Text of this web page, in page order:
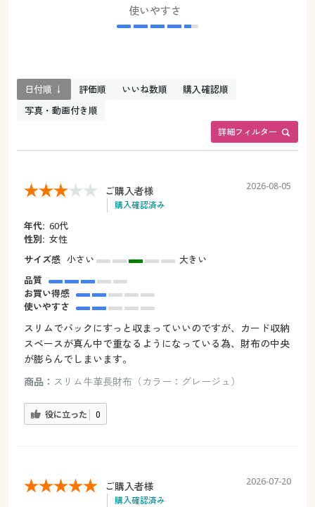
使いやすさ
詳細フィルター
日付順 ↓ 評価順 いいね数順
購入確認順
写真・動画付き順
ご購入者様
購入確認済み
2026-08-05
年代: 60代
性別: 女性
サイズ感 小さい
大きい
品質
お買い得感
使いやすさ
スリムでバックにすっと収まっていいのですが、カード収納
スペースが真ん中で重なるようになっている為、財布の中央
が膨らんでしまいます。
商品： スリム牛革長財布（カラー：グレージュ）
役に立った 0
ご購入者様
購入確認済み
2026-07-20